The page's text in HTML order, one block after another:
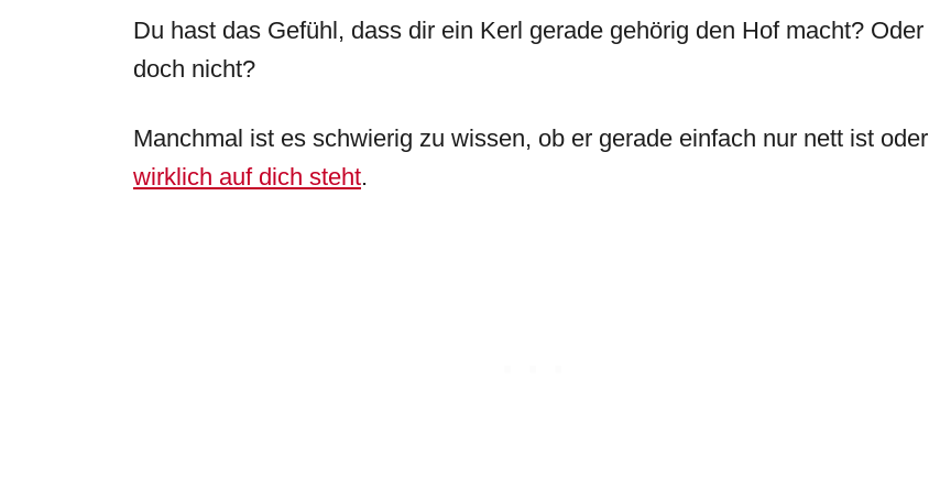
Du hast das Gefühl, dass dir ein Kerl gerade gehörig den Hof macht? Oder
doch nicht?
Manchmal ist es schwierig zu wissen, ob er gerade einfach nur nett ist oder
wirklich auf dich steht.